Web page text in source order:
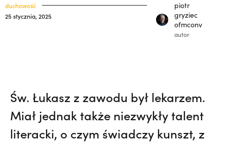
klasztory
święci
polskich misjonarzy? | JESTEM,
wiedziała, że żegna go na zawsze | JESTEM
duchowość
25 stycznia, 2025
piotr
gryziec
ofmconv
autor
Św. Łukasz z zawodu był lekarzem.
Miał jednak także niezwykły talent
literacki, o czym świadczy kunszt, z